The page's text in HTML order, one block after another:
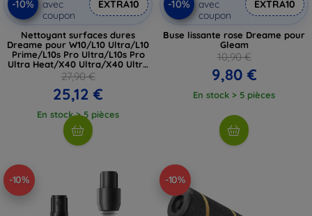
-10%
avec
coupon
EXTRA10
Nettoyant surfaces dures
Dreame pour W10/L10 Ultra/L10
Prime/L10s Pro Ultra/L10s Pro
Ultra Heat/X40 Ultra/X40 Ultra
Complete/L10s Ultra Gen2 (1L)
27,90 €
25,12 €
En stock > 5 pièces
-10%
avec
coupon
EXTRA10
Buse lissante rose Dreame pour
Gleam
10,90 €
9,80 €
En stock > 5 pièces
-10% -10%